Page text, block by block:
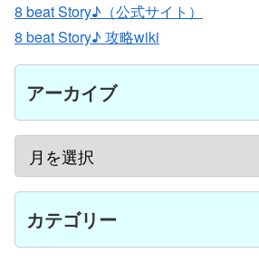
8 beat Story♪（公式サイト）
8 beat Story♪ 攻略wiki
アーカイブ
カテゴリー